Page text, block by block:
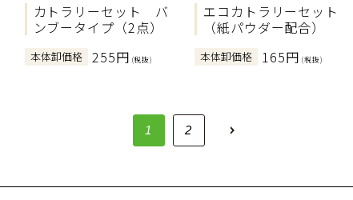
カトラリーセット バ
ンブータイプ（2点）
本体卸価格 255円 (税抜)
エコカトラリーセット
（紙パウダー配合）
本体卸価格 165円 (税抜)
1 2